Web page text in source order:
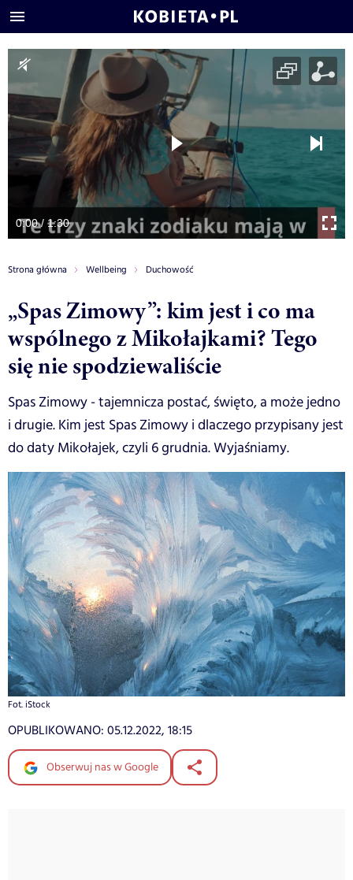
0:00 / 1:30
Strona główna Wellbeing Duchowość
„Spas Zimowy”: kim jest i co ma
wspólnego z Mikołajkami? Tego
się nie spodziewaliście
Spas Zimowy - tajemnicza postać, święto, a może jedno
i drugie. Kim jest Spas Zimowy i dlaczego przypisany jest
do daty Mikołajek, czyli 6 grudnia. Wyjaśniamy.
Fot. iStock
OPUBLIKOWANO: 05.12.2022, 18:15
Obserwuj nas w Google